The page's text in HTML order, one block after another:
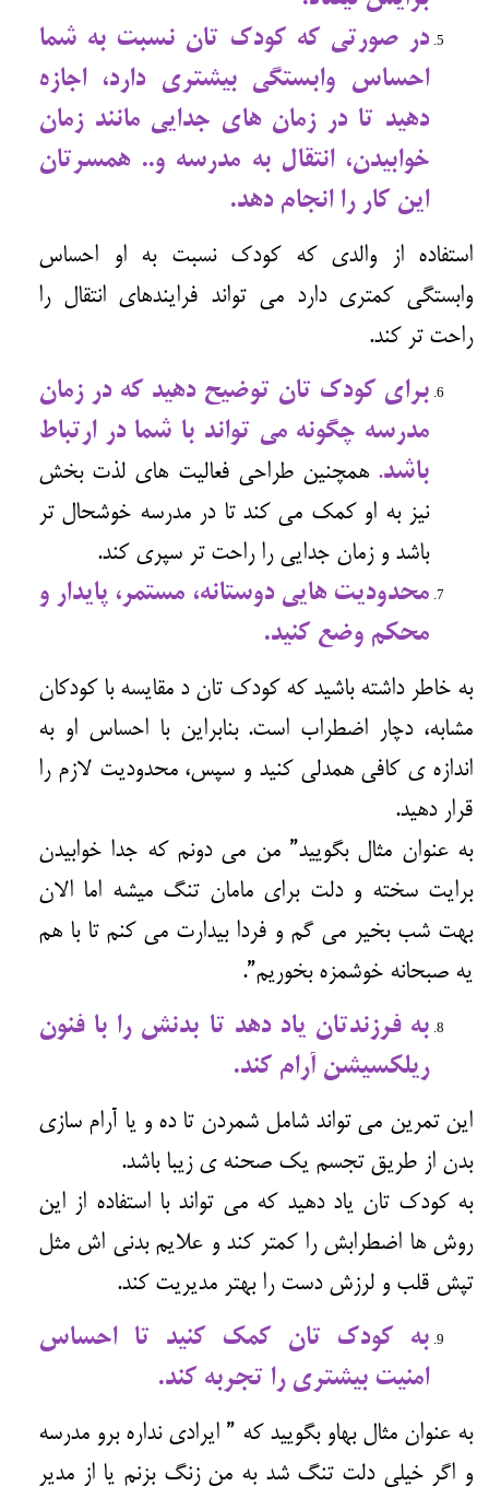
در صورتی که کودک تان نسبت به شما
احساس وابستگی بیشتری دارد، اجازه
دهید تا در زمان های جدایی مانند زمان
خوابیدن، انتقال به مدرسه و.. همسرتان
این کار را انجام دهد.
استفاده از والدی که کودک نسبت به او احساس
وابستگی کمتری دارد می تواند فرایندهای انتقال را
راحت تر کند.
برای کودک تان توضیح دهید که در زمان
مدرسه چگونه می تواند با شما در ارتباط
باشد. همچنین طراحی فعالیت های لذت بخش
نیز به او کمک می کند تا در مدرسه خوشحال تر
باشد و زمان جدایی را راحت تر سپری کند.
محدودیت هایی دوستانه، مستمر، پایدار و
محکم وضع کنید.
به خاطر داشته باشید که کودک تان د مقایسه با کودکان
مشابه، دچار اضطراب است. بنابراین با احساس او به
اندازه ی کافی همدلی کنید و سپس، محدودیت لازم را
قرار دهید.
به عنوان مثال بگویید” من می دونم که جدا خوابیدن
برایت سخته و دلت برای مامان تنگ میشه اما الان
بهت شب بخیر می گم و فردا بیدارت می کنم تا با هم
یه صبحانه خوشمزه بخوریم”.
به فرزندتان یاد دهد تا بدنش را با فنون
ریلکسیشن آرام کند.
این تمرین می تواند شامل شمردن تا ده و یا آرام سازی
بدن از طریق تجسم یک صحنه ی زیبا باشد.
به کودک تان یاد دهید که می تواند با استفاده از این
روش ها اضطرابش را کمتر کند و علایم بدنی اش مثل
تپش قلب و لرزش دست را بهتر مدیریت کند.
به کودک تان کمک کنید تا احساس
امنیت بیشتری را تجربه کند.
به عنوان مثال بهاو بگویید که ” ایرادی نداره برو مدرسه
و اگر خیلی دلت تنگ شد به من زنگ بزنم یا از مدیر